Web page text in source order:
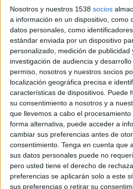
Nosotros y nuestros 1538 socios
a información en un dispositivo, como
datos personales, como
estándar enviada por un dispositivo
personalizado, medición de publicidad
investigación de audiencia y desarrollo
permiso, nosotros y nuestros socios
localización geográfica precisa e
características de dispositivos. Puede
su consentimiento a nosotros y a
que llevemos a cabo el
forma alternativa, puede acceder a
cambiar sus preferencias antes de
consentimiento. Tenga en cuenta que
sus datos personales puede no
pero usted tiene el derecho de
preferencias se aplicarán solo a este
sus preferencias o retirar su
Els fets han passat a quarts
d'aquest dissabte alcarrer
al lloc dels fets s'hi han
dotacions dels Bombers.
Després de muntar una